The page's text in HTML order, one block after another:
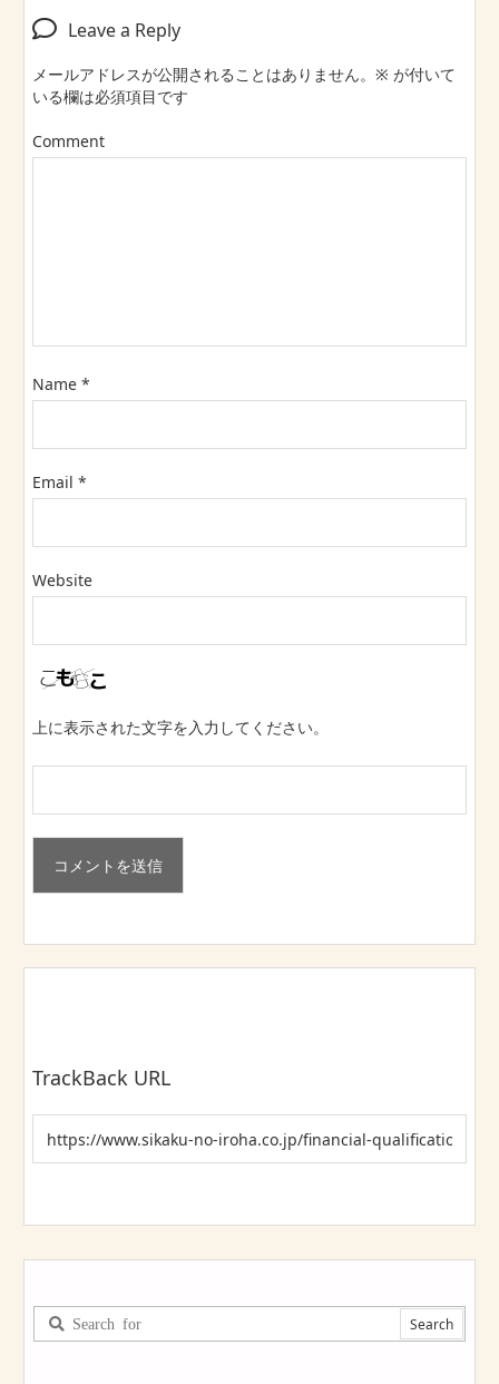
Leave a Reply
メールアドレスが公開されることはありません。 ※ が付いて
いる欄は必須項目です
Comment
Name *
Email *
Website
上に表示された文字を入力してください。
TrackBack URL